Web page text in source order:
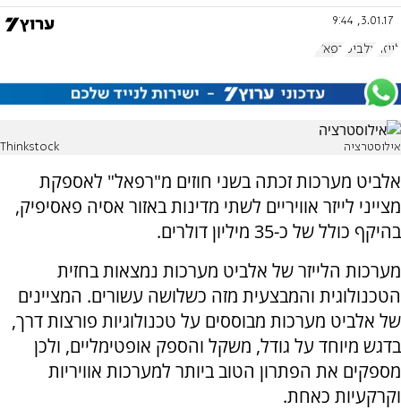
3.01.17, 9:44
לייזר אלביט רפא"ל
אילוסטרציה Thinkstock
אלביט מערכות זכתה בשני חוזים מ"רפאל" לאספקת
מצייני לייזר אוויריים לשתי מדינות באזור אסיה פאסיפיק,
בהיקף כולל של כ-35 מיליון דולרים.
מערכות הלייזר של אלביט מערכות נמצאות בחזית
הטכנולוגית והמבצעית מזה כשלושה עשורים. המציינים
של אלביט מערכות מבוססים על טכנולוגיות פורצות דרך,
בדגש מיוחד על גודל, משקל והספק אופטימליים, ולכן
מספקים את הפתרון הטוב ביותר למערכות אוויריות
וקרקעיות כאחת.